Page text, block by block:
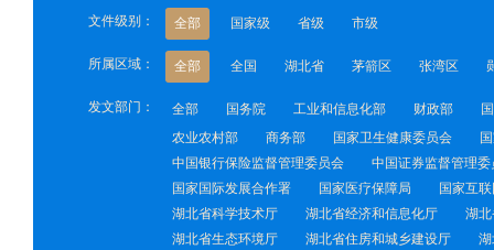
文件级别： 全部 国家级 省级 市级
所属区域： 全部 全国 湖北省 茅箭区 张湾区
发文部门： 全部 国务院 工业和信息化部 财政部
农业农村部
商务部 国家卫生健康委员会
中国银行保险监督管理委员会
中国证券监督管理委
国家国际发展合作署
国家医疗保障局
国家互
湖北省科学技术厅
湖北省经济和信息化厅
湖
湖北省生态环境厅
湖北省住房和城乡建设厅